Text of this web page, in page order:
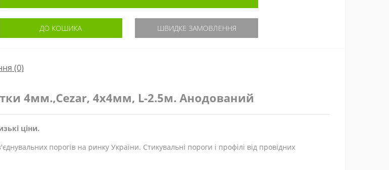
ДО КОШИКА ШВИДКЕ ЗАМОВЛЕННЯ
(0)
4мм.,Cezar, 4х4мм, L-2.5м. Анодований
ціни.
порогів на ринку України. Стикувальні пороги і профілі від провідних